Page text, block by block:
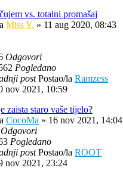
vs. totalni promašaj
Miss Y. » 11 aug 2020, 08:43
Odgovori
Pogledano
postPostao/la Ramzess
nov 2021, 10:59
zaista staro vaše tijelo?
CocoMa » 16 nov 2021, 14:04
Odgovori
Pogledano
postPostao/la ROOT
nov 2021, 23:24